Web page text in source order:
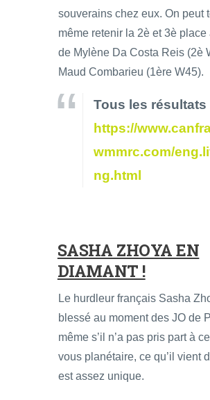
souverains chez eux. On peut
même retenir la 2è et 3è place
de Mylène Da Costa Reis (2è
Maud Combarieu (1ère W45).
Tous les résultats
https://
wmmrc.com/
ng.html
SASHA ZHOYA EN
DIAMANT !
Le hurdleur français Sasha
blessé au moment des JO de
même s’il n’a pas pris part à
vous planétaire, ce qu’il vient
est assez unique.